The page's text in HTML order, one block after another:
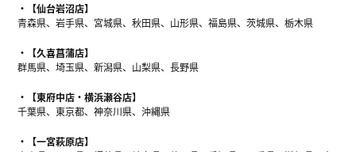
【仙台岩沼店】
青森県、岩手県、宮城県、秋田県、山形県、福島県、茨城県、栃木県
【久喜菖蒲店】
群馬県、埼玉県、新潟県、山梨県、長野県
【東府中店・横浜瀬谷店】
千葉県、東京都、神奈川県、沖縄県
【一宮萩原店】